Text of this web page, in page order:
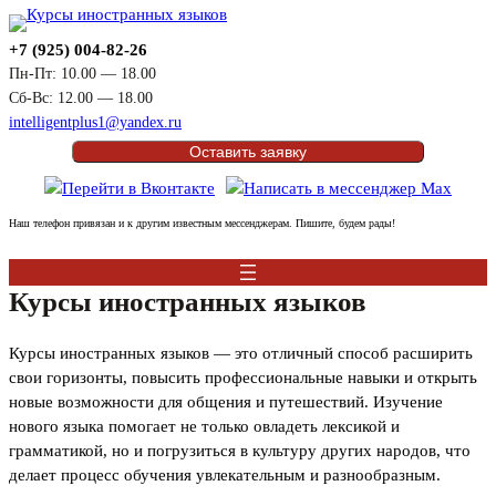
+7 (925) 004-82-26
Пн-Пт: 10.00 — 18.00
Сб-Вс: 12.00 — 18.00
intelligentplus1@yandex.ru
Оставить заявку
Наш телефон привязан и к другим известным мессенджерам. Пишите, будем рады!
Курсы иностранных языков
Курсы иностранных языков — это отличный способ расширить
свои горизонты, повысить профессиональные навыки и открыть
новые возможности для общения и путешествий. Изучение
нового языка помогает не только овладеть лексикой и
грамматикой, но и погрузиться в культуру других народов, что
делает процесс обучения увлекательным и разнообразным.